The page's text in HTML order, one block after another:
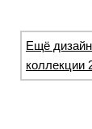
Ещё
коллекции